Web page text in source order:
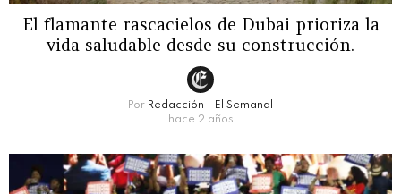
El flamante rascacielos de Dubai prioriza la
vida saludable desde su construcción.
Por Redacción - El Semanal
hace 2 años